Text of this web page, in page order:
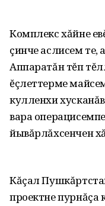
Комплекс хăйне
çинче аслисем те‚
Аппаратăн тĕп
ĕçлеттерме
кулленхи
вара
йывăрлăхсенчен
Кăçал
проектне пурнăçа